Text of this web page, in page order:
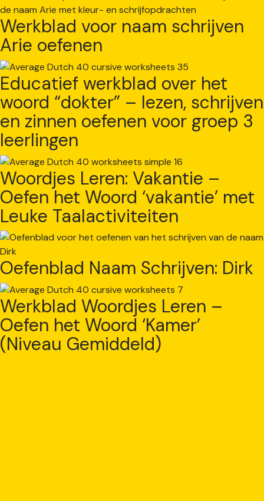
Werkblad voor naam schrijven
Arie oefenen
Educatief werkblad over het
woord “dokter” – lezen, schrijven
en zinnen oefenen voor groep 3
leerlingen
Woordjes Leren: Vakantie –
Oefen het Woord ‘vakantie’ met
Leuke Taalactiviteiten
Oefenblad Naam Schrijven: Dirk
Werkblad Woordjes Leren –
Oefen het Woord ‘Kamer’
(Niveau Gemiddeld)